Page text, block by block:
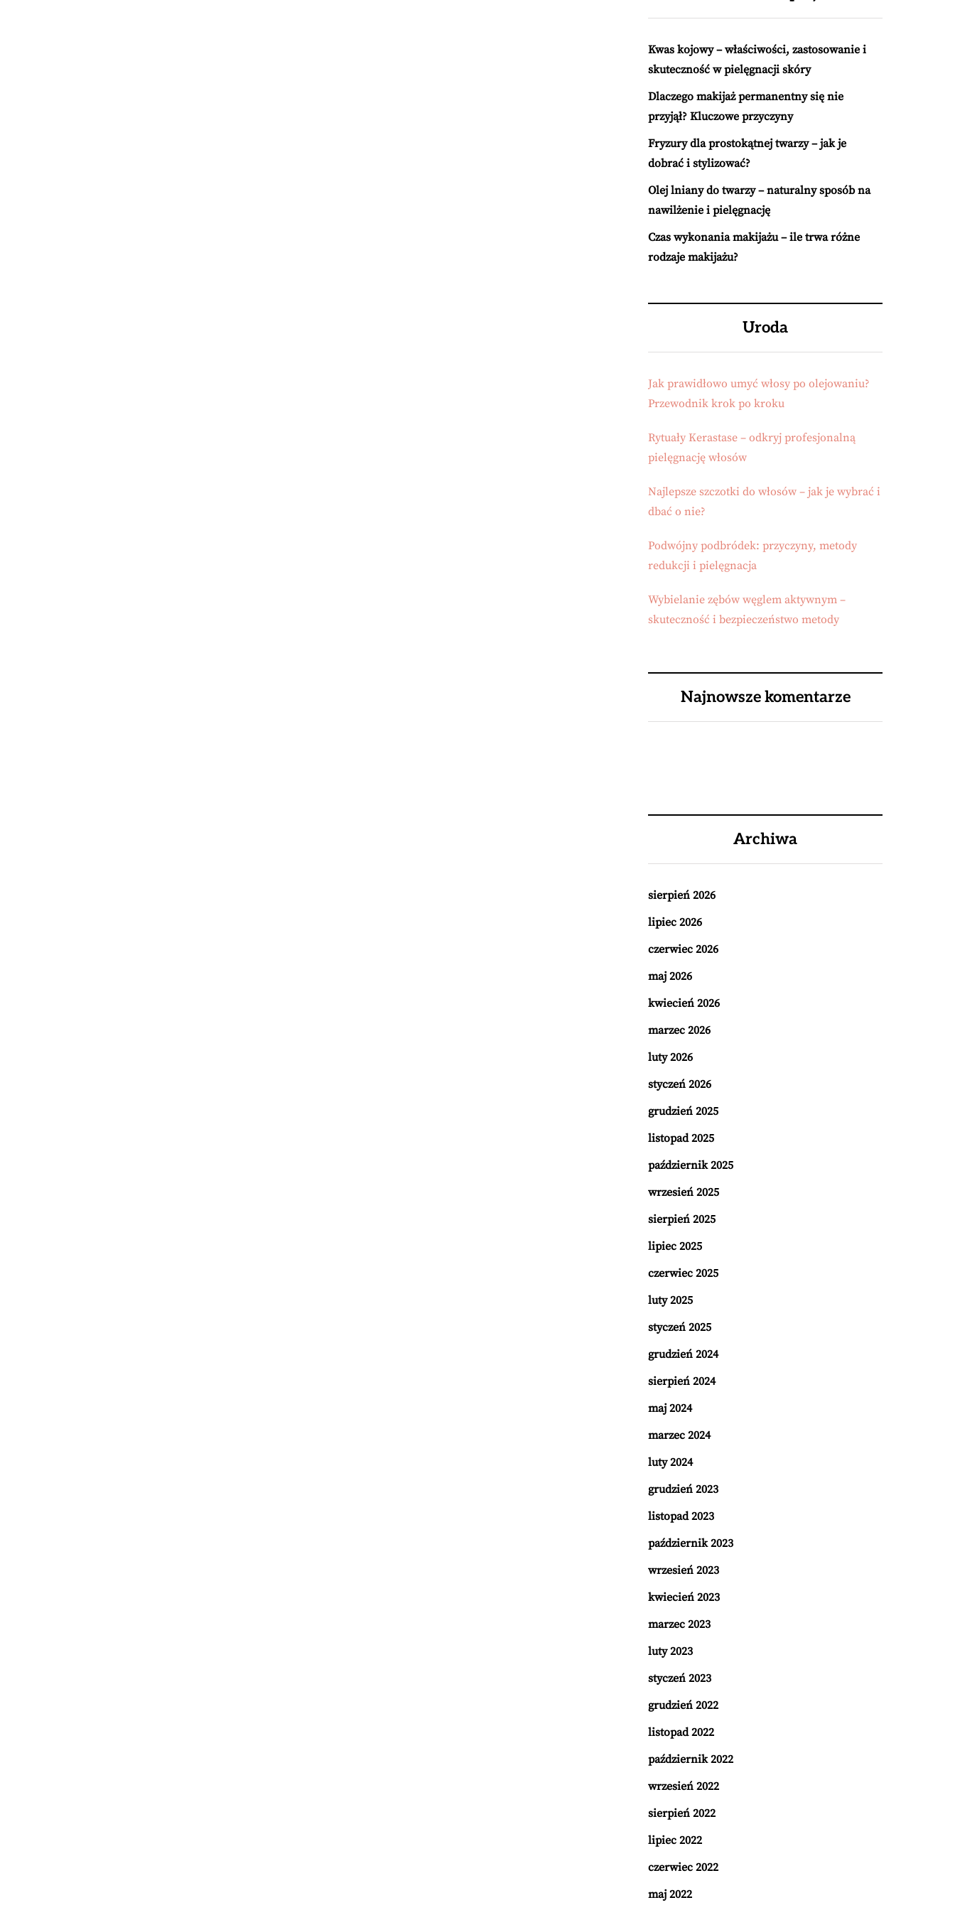
Kwas kojowy – właściwości, zastosowanie i
skuteczność w pielęgnacji skóry
Dlaczego makijaż permanentny się nie
przyjął? Kluczowe przyczyny
Fryzury dla prostokątnej twarzy – jak je
dobrać i stylizować?
Olej lniany do twarzy – naturalny sposób na
nawilżenie i pielęgnację
Czas wykonania makijażu – ile trwa różne
rodzaje makijażu?
Uroda
Jak prawidłowo umyć włosy po olejowaniu?
Przewodnik krok po kroku
Rytuały Kerastase – odkryj profesjonalną
pielęgnację włosów
Najlepsze szczotki do włosów – jak je wybrać i
dbać o nie?
Podwójny podbródek: przyczyny, metody
redukcji i pielęgnacja
Wybielanie zębów węglem aktywnym –
skuteczność i bezpieczeństwo metody
Najnowsze komentarze
Archiwa
sierpień 2026
lipiec 2026
czerwiec 2026
maj 2026
kwiecień 2026
marzec 2026
luty 2026
styczeń 2026
grudzień 2025
listopad 2025
październik 2025
wrzesień 2025
sierpień 2025
lipiec 2025
czerwiec 2025
luty 2025
styczeń 2025
grudzień 2024
sierpień 2024
maj 2024
marzec 2024
luty 2024
grudzień 2023
listopad 2023
październik 2023
wrzesień 2023
kwiecień 2023
marzec 2023
luty 2023
styczeń 2023
grudzień 2022
listopad 2022
październik 2022
wrzesień 2022
sierpień 2022
lipiec 2022
czerwiec 2022
maj 2022